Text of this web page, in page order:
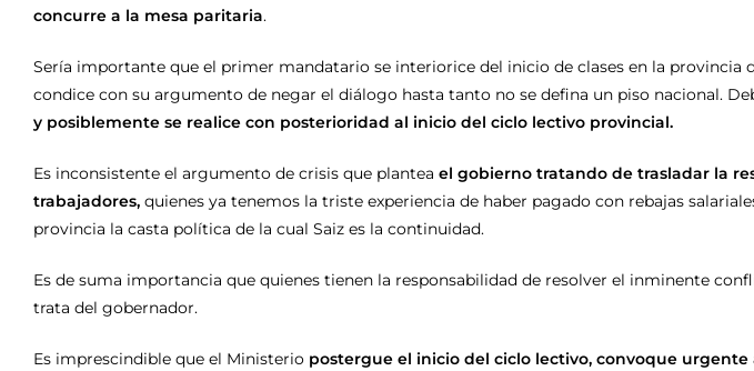
concurre a la mesa paritaria.
Sería importante que el primer mandatario se interiorice del inicio de clases en la provincia
condice con su argumento de negar el diálogo hasta tanto no se defina un piso nacional.
y posiblemente se realice con posterioridad al inicio del ciclo lectivo provincial.
Es inconsistente el argumento de crisis que plantea el gobierno tratando de trasladar la
trabajadores, quienes ya tenemos la triste experiencia de haber pagado con rebajas
provincia la casta política de la cual Saiz es la continuidad.
Es de suma importancia que quienes tienen la responsabilidad de resolver el inminente
trata del gobernador.
Es imprescindible que el Ministerio postergue el inicio del ciclo lectivo, convoque